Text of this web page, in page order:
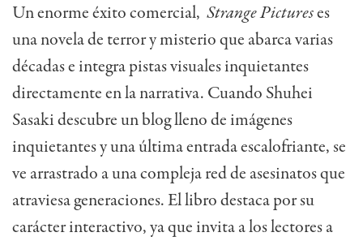
Un enorme éxito comercial, Strange Pictureses
una novela de terror y misterio que abarca varias
décadas e integra pistas visuales inquietantes
directamente en la narrativa. Cuando Shuhei
Sasaki descubre un blog lleno de imágenes
inquietantes y una última entrada escalofriante, se
ve arrastrado a una compleja red de asesinatos que
atraviesa generaciones. El libro destaca por su
carácter interactivo, ya que invita a los lectores a